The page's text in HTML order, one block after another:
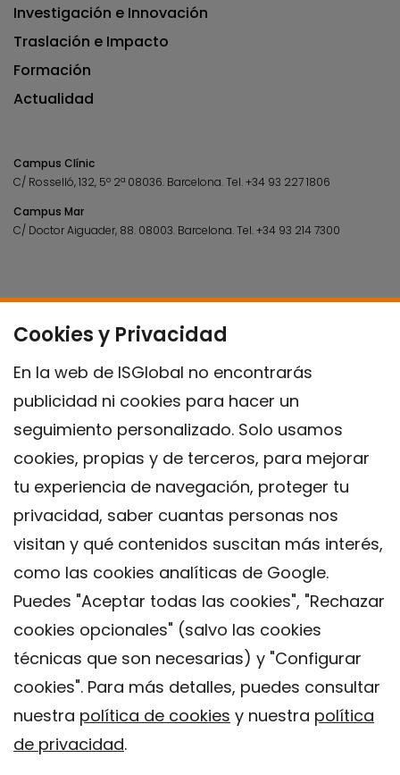
Cookies y Privacidad
En la web de ISGlobal no encontrarás
publicidad ni cookies para hacer un
seguimiento personalizado. Solo usamos
cookies, propias y de terceros, para mejorar
tu experiencia de navegación, proteger tu
privacidad, saber cuantas personas nos
visitan y qué contenidos suscitan más interés,
como las cookies analíticas de Google.
Puedes "Aceptar todas las cookies", "Rechazar
cookies opcionales" (salvo las cookies
técnicas que son necesarias) y "Configurar
cookies". Para más detalles, puedes consultar
nuestra política de cookies y nuestra política
de privacidad.
Investigación e Innovación
Traslación e Impacto
Formación
Actualidad
Campus Clínic
C/ Rosselló, 132, 5º 2ª 08036. Barcelona.Tel.+34 93 227 1806
Campus Mar
C/ Doctor Aiguader, 88. 08003. Barcelona.Tel.+34 93 214 7300
Contacto
Política de privacidad
Política de Cookies